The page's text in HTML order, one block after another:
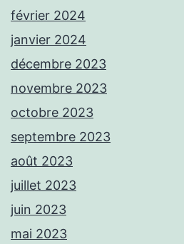
février 2024
janvier 2024
décembre 2023
novembre 2023
octobre 2023
septembre 2023
août 2023
juillet 2023
juin 2023
mai 2023